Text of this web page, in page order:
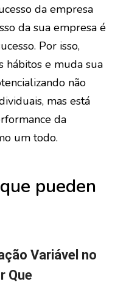
da empresa
da sua empresa é
Por isso,
hábitos e muda sua
não
mas está
da
um todo.
pueden
Variável no
Que